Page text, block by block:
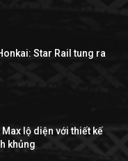
Star Rail tung ra
lộ diện với thiết kế
khủng